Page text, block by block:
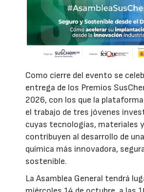
Como cierre del evento se
entrega de los Premios
2026, con los que la
el trabajo de tres jóvenes
cuyas tecnologías, materiales
contribuyen al desarrollo de
química más innovadora,
sostenible.
La Asamblea General tendrá